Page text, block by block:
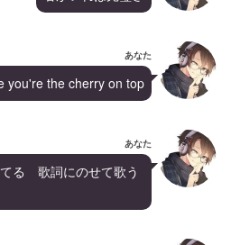
あなた
you're the cherry on top
あなた
る　歌詞にのせて歌う